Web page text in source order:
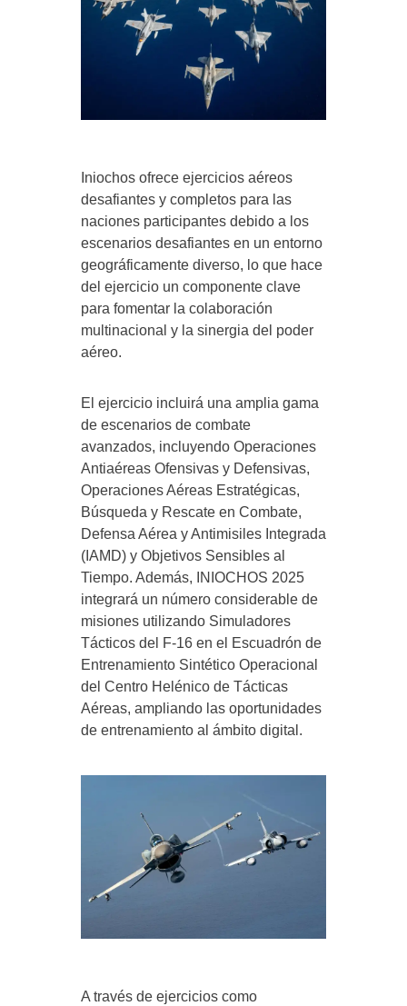
Iniochos ofrece ejercicios aéreos
desafiantes y completos para las
naciones participantes debido a los
escenarios desafiantes en un entorno
geográficamente diverso, lo que hace
del ejercicio un componente clave
para fomentar la colaboración
multinacional y la sinergia del poder
aéreo.
El ejercicio incluirá una amplia gama
de escenarios de combate
avanzados, incluyendo Operaciones
Antiaéreas Ofensivas y Defensivas,
Operaciones Aéreas Estratégicas,
Búsqueda y Rescate en Combate,
Defensa Aérea y Antimisiles Integrada
(IAMD) y Objetivos Sensibles al
Tiempo. Además, INIOCHOS 2025
integrará un número considerable de
misiones utilizando Simuladores
Tácticos del F-16 en el Escuadrón de
Entrenamiento Sintético Operacional
del Centro Helénico de Tácticas
Aéreas, ampliando las oportunidades
de entrenamiento al ámbito digital.
A través de ejercicios como